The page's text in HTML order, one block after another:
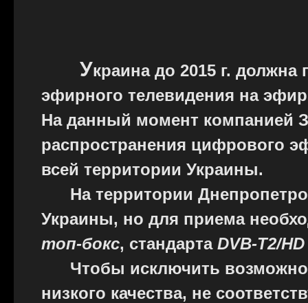
Украина до 2015 г.
эфирного телевидения на
На данный момент компанией
распространения цифрового
всей территории Украины.
На территории
Украины, но для приема
топ-бокс, стандарта DVB-T2/HD
Чтобы исключить
низкого качества, не